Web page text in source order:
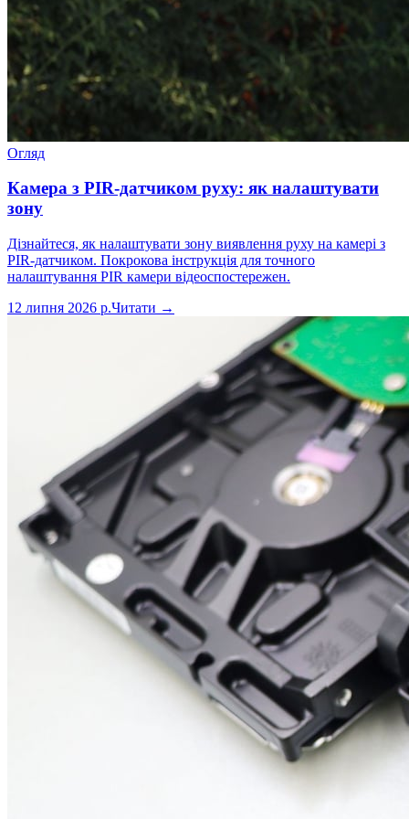
Огляд
Камера з PIR-датчиком руху: як налаштувати
зону
Дізнайтеся, як налаштувати зону виявлення руху на камері з
PIR-датчиком. Покрокова інструкція для точного
налаштування PIR камери відеоспостережен.
12 липня 2026 р.Читати →